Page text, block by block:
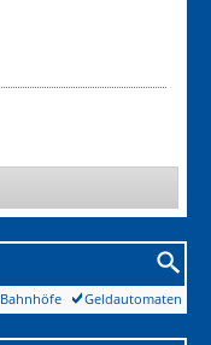
Geldautomaten
Bahnhöfe